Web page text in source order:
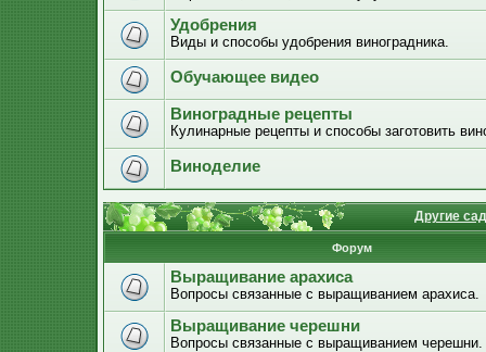
Удобрения
Виды и способы удобрения виноградника.
Обучающее видео
Виноградные рецепты
Кулинарные рецепты и способы заготовить
Виноделие
Другие
Форум
Выращивание арахиса
Вопросы связанные с выращиванием арахиса.
Выращивание черешни
Вопросы связанные с выращиванием черешни.